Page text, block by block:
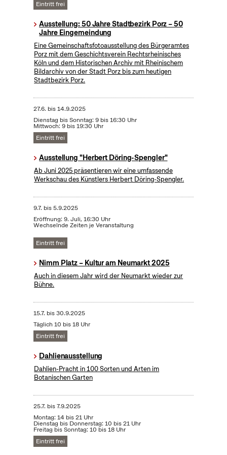
Eintritt frei
Ausstellung: 50 Jahre Stadtbezirk Porz – 50
Jahre Eingemeindung
Eine Gemeinschaftsfotoausstellung des Bürgeramtes
Porz mit dem Geschichtsverein Rechtsrheinisches
Köln und dem Historischen Archiv mit Rheinischem
Bildarchiv von der Stadt Porz bis zum heutigen
Stadtbezirk Porz.
27.6. bis14.9.2025
Dienstag bis Sonntag: 9 bis 16:30 Uhr
Mittwoch: 9 bis 19:30 Uhr
Eintritt frei
Ausstellung "Herbert Döring-Spengler"
Ab Juni 2025 präsentieren wir eine umfassende
Werkschau des Künstlers Herbert Döring-Spengler.
9.7. bis5.9.2025
Eröffnung: 9. Juli, 16:30 Uhr
Wechselnde Zeiten je Veranstaltung
Eintritt frei
Nimm Platz – Kultur am Neumarkt 2025
Auch in diesem Jahr wird der Neumarkt wieder zur
Bühne.
15.7. bis30.9.2025
Täglich 10 bis 18 Uhr
Eintritt frei
Dahlienausstellung
Dahlien-Pracht in 100 Sorten und Arten im
Botanischen Garten
25.7. bis7.9.2025
Montag: 14 bis 21 Uhr
Dienstag bis Donnerstag: 10 bis 21 Uhr
Freitag bis Sonntag: 10 bis 18 Uhr
Eintritt frei